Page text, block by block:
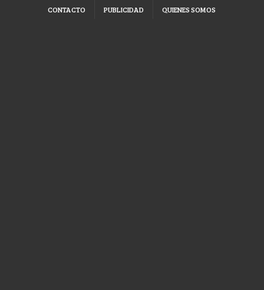
CONTACTO PUBLICIDAD QUIENES SOMOS